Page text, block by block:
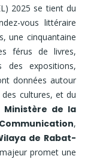
2025 se tient du
vous littéraire
une cinquantaine
férus de livres,
des expositions,
données autour
cultures, et du
Ministère de la
,
de Rabat-
promet une